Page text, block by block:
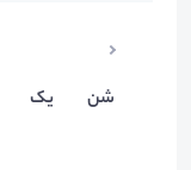
شن
یک